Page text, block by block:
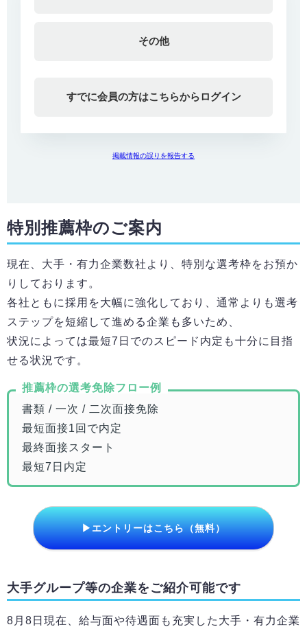
その他
すでに会員の方はこちらからログイン
掲載情報の誤りを報告する
特別推薦枠のご案内
現在、大手・有力企業数社より、特別な選考枠をお預か
りしております。
各社ともに採用を大幅に強化しており、通常よりも選考
ステップを短縮して進める企業も多いため、
状況によっては最短7日でのスピード内定も十分に目指
せる状況です。
推薦枠の選考免除フロー例
書類 / 一次 / 二次面接免除
最短面接1回で内定
最終面接スタート
最短7日内定
▶エントリーはこちら（無料）
大手グループ等の企業をご紹介可能です
8月8日 現在、給与面や待遇面も充実した大手・有力企業